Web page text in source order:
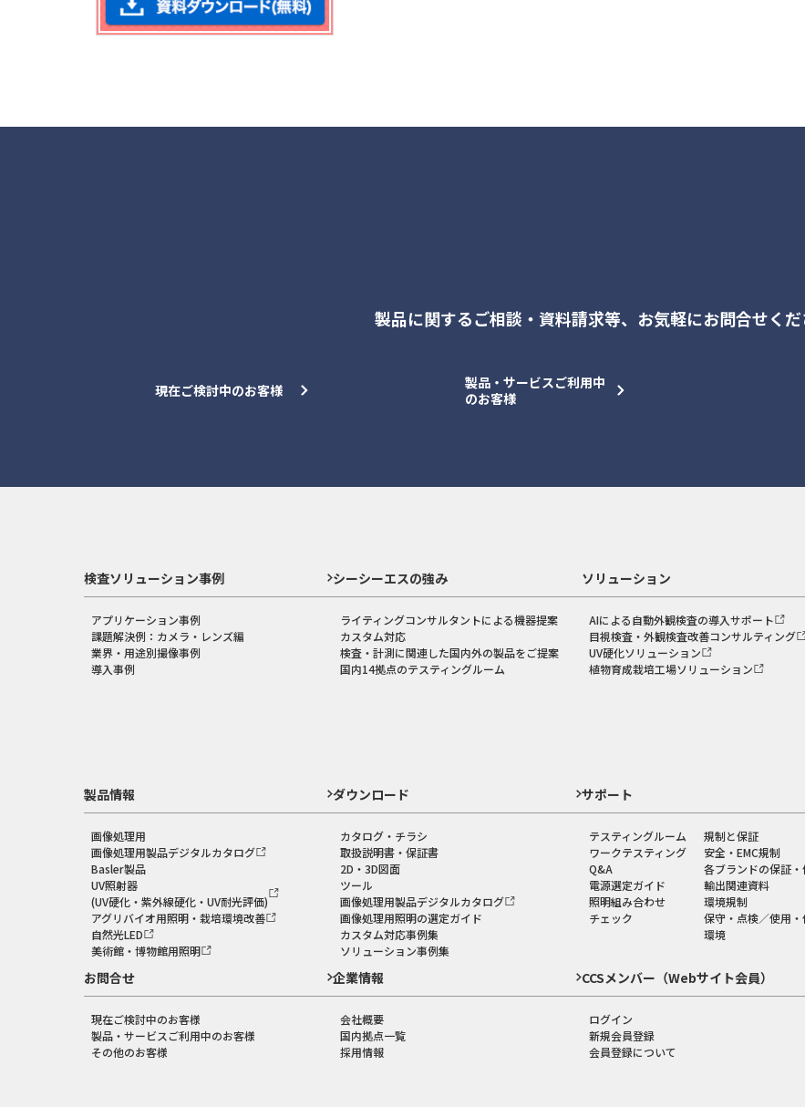
製品に関するご相談・資料請求等、 お気軽にお問合せくだ
現在ご検討中のお客様
製品・サービスご利用中
のお客様
検査ソリューション事例
アプリケーション事例
課題解決例：カメラ・レンズ編
業界・用途別撮像事例
導入事例
シーシーエスの強み
ライティングコンサルタントによる機器提案
カスタム対応
検査・計測に関連した国内外の製品をご提案
国内14拠点のテスティングルーム
ソリューション
AIによる自動外観検査の導入サポート
目視検査・外観検査改善コンサルティング
UV硬化ソリューション
植物育成栽培工場ソリューション
製品情報
画像処理用
画像処理用製品デジタルカタログ
Basler製品
UV照射器
(UV硬化・紫外線硬化・UV耐光評価)
アグリバイオ用照明・栽培環境改善
自然光LED
美術館・博物館用照明
ダウンロード
カタログ・チラシ
取扱説明書・保証書
2D・3D図面
ツール
画像処理用製品デジタルカタログ
画像処理用照明の選定ガイド
カスタム対応事例集
ソリューション事例集
サポート
テスティングルーム
ワークテスティング
Q&A
電源選定ガイド
照明組み合わせ
チェック
規制と保証
安全・EMC規制
各ブランドの保証・
輸出関連資料
環境規制
保守・点検／使用・
環境
お問合せ
現在ご検討中のお客様
製品・サービスご利用中のお客様
その他のお客様
企業情報
会社概要
国内拠点一覧
採用情報
CCSメンバー（Webサイト会員）
ログイン
新規会員登録
会員登録について